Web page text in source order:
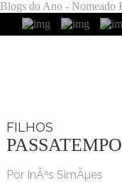
Blogs do Ano - Nomeado
FILHOS
Por InÃªs SimÃµes